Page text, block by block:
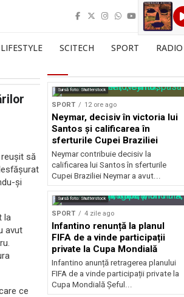
LIFESTYLE SCITECH SPORT RADIO
să
și
la
avut
ce
Sursă foto: Shutterstock
SPORT 12 ore ago
Neymar, decisiv în victoria lui
Santos și calificarea în
sferturile Cupei Braziliei
Neymar contribuie decisiv la
calificarea lui Santos în sferturile
Cupei Braziliei Neymar a avut...
Sursă foto: Shutterstock
SPORT 4 zile ago
Infantino renunță la planul
FIFA de a vinde participații
private la Cupa Mondială
Infantino anunță retragerea planului
FIFA de a vinde participații private la
Cupa Mondială Șeful...